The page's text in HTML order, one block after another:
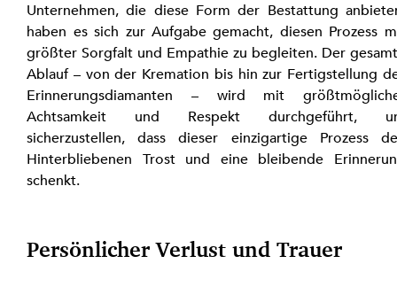
Unternehmen, die diese Form der Bestattung
haben es sich zur Aufgabe gemacht, diesen Prozess
größter Sorgfalt und Empathie zu begleiten. Der
Ablauf – von der Kremation bis hin zur Fertigstellung
Erinnerungsdiamanten – wird mit
Achtsamkeit und Respekt durchgeführt,
sicherzustellen, dass dieser einzigartige Prozess
Hinterbliebenen Trost und eine bleibende
schenkt.
Persönlicher Verlust und Trauer